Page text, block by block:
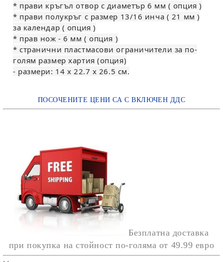
* прави кръгъл отвор с диаметър 6 мм ( опция )
* прави полукръг с размер 13/16 инча ( 21 мм )
за календар ( опция )
* прав нож - 6 мм ( опция )
* странични пластмасови ограничители за по-
голям размер хартия (опция)
- размери: 14 х 22.7 х 26.5 см.
ПОСОЧЕНИТЕ ЦЕНИ СА С ВКЛЮЧЕН ДДС
Безплатна доставка
при покупка на стойност по-голяма от 49.99 евро